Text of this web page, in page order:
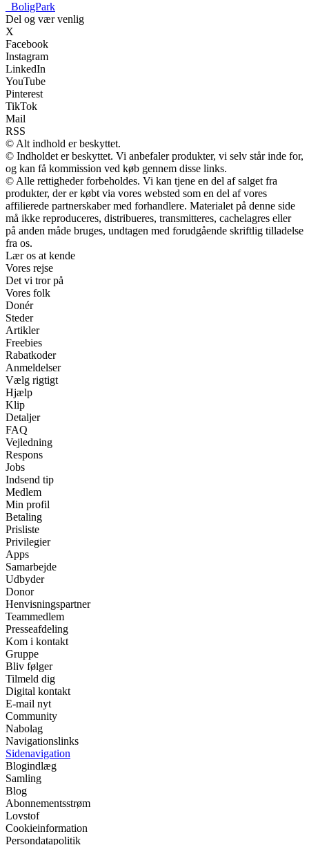
BoligPark
Del og vær venlig
X
Facebook
Instagram
LinkedIn
YouTube
Pinterest
TikTok
Mail
RSS
© Alt indhold er beskyttet.
© Indholdet er beskyttet. Vi anbefaler produkter, vi selv står inde for,
og kan få kommission ved køb gennem disse links.
© Alle rettigheder forbeholdes. Vi kan tjene en del af salget fra
produkter, der er købt via vores websted som en del af vores
affilierede partnerskaber med forhandlere. Materialet på denne side
må ikke reproduceres, distribueres, transmitteres, cachelagres eller
på anden måde bruges, undtagen med forudgående skriftlig tilladelse
fra os.
Lær os at kende
Vores rejse
Det vi tror på
Vores folk
Donér
Steder
Artikler
Freebies
Rabatkoder
Anmeldelser
Vælg rigtigt
Hjælp
Klip
Detaljer
FAQ
Vejledning
Respons
Jobs
Indsend tip
Medlem
Min profil
Betaling
Prisliste
Privilegier
Apps
Samarbejde
Udbyder
Donor
Henvisningspartner
Teammedlem
Presseafdeling
Kom i kontakt
Gruppe
Bliv følger
Tilmeld dig
Digital kontakt
E-mail nyt
Community
Nabolag
Navigationslinks
Sidenavigation
Blogindlæg
Samling
Blog
Abonnementsstrøm
Lovstof
Cookieinformation
Persondatapolitik